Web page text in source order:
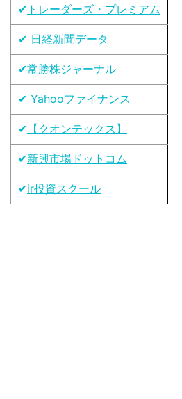
✔ トレーダーズ・プレミアム
✔ 日経新聞データ
✔常勝株ジャーナル
✔ Yahooファイナンス
✔ 【クオンテックス】
✔新興市場ドットコム
✔ir投資スクール